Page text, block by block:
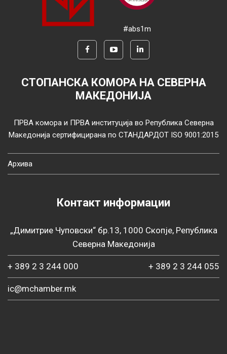
#abs1m
СТОПАНСКА КОМОРА НА СЕВЕРНА
МАКЕДОНИЈА
ПРВА комора и ПРВА институција во Република Северна
Македонија сертифицирана по СТАНДАРДОТ ISO 9001:2015
Архива
Контакт информации
„Димитрие Чуповски“ бр.13, 1000 Скопје, Република
Северна Македонија
+ 389 2 3 244 000 + 389 2 3 244 055
ic@mchamber.mk